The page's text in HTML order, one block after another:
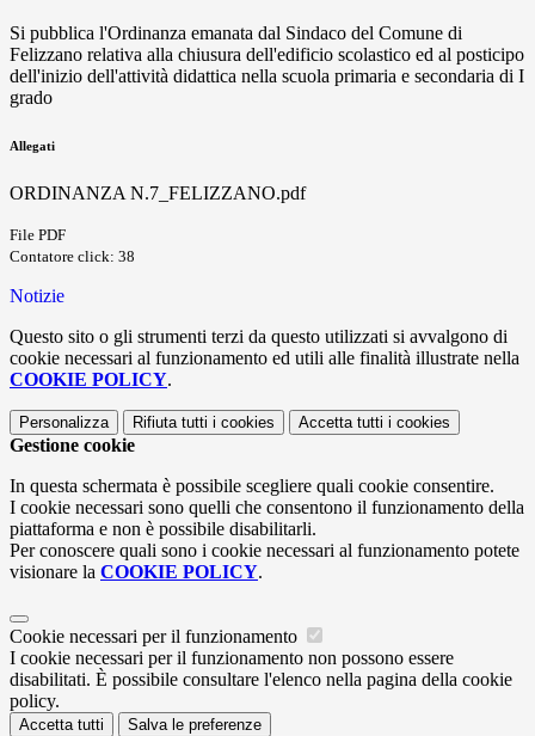
Si pubblica l'Ordinanza emanata dal Sindaco del Comune di
Felizzano relativa alla chiusura dell'edificio scolastico ed al posticipo
dell'inizio dell'attività didattica nella scuola primaria e secondaria di I
grado
Allegati
ORDINANZA N.7_FELIZZANO.pdf
File PDF
Contatore click: 38
Notizie
Questo sito o gli strumenti terzi da questo utilizzati si avvalgono di
cookie necessari al funzionamento ed utili alle finalità illustrate nella
COOKIE POLICY.
Personalizza Rifiuta tutti i cookies Accetta tutti i cookies
Gestione cookie
In questa schermata è possibile scegliere quali cookie consentire.
I cookie necessari sono quelli che consentono il funzionamento della
piattaforma e non è possibile disabilitarli.
Per conoscere quali sono i cookie necessari al funzionamento potete
visionare la COOKIE POLICY.
Cookie necessari per il funzionamento
I cookie necessari per il funzionamento non possono essere
disabilitati. È possibile consultare l'elenco nella pagina della cookie
policy.
Accetta tutti Salva le preferenze